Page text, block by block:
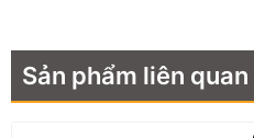
Sản phẩm liên quan